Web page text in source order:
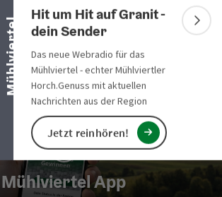
l
Hit um Hit auf Granit -
dein Sender
Das neue Webradio für das
Mühlviertel - echter Mühlviertler
Horch.Genuss mit aktuellen
Nachrichten aus der Region
Jetzt reinhören!
Mühlviertel App